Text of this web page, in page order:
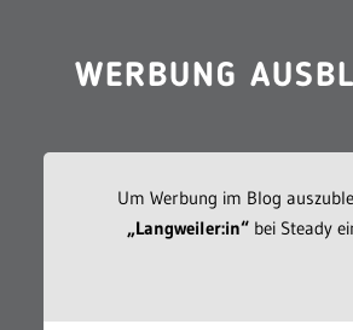
WERBUNG
Um Werbung im Blog
„Langweiler:in“bei Steady